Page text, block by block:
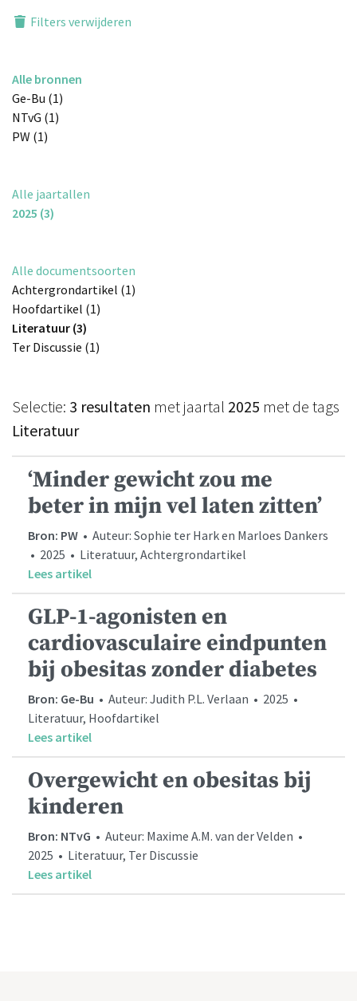
Filters verwijderen
Alle bronnen
Ge-Bu (1)
NTvG (1)
PW (1)
Alle jaartallen
2025 (3)
Alle documentsoorten
Achtergrondartikel (1)
Hoofdartikel (1)
Literatuur (3)
Ter Discussie (1)
Selectie: 3 resultaten met jaartal 2025 met de tags
Literatuur
‘Minder gewicht zou me
beter in mijn vel laten zitten’
Bron: PW • Auteur: Sophie ter Hark en Marloes Dankers
• 2025 • Literatuur, Achtergrondartikel
Lees artikel
GLP-1-agonisten en
cardiovasculaire eindpunten
bij obesitas zonder diabetes
Bron: Ge-Bu • Auteur: Judith P.L. Verlaan • 2025 •
Literatuur, Hoofdartikel
Lees artikel
Overgewicht en obesitas bij
kinderen
Bron: NTvG • Auteur: Maxime A.M. van der Velden •
2025 • Literatuur, Ter Discussie
Lees artikel